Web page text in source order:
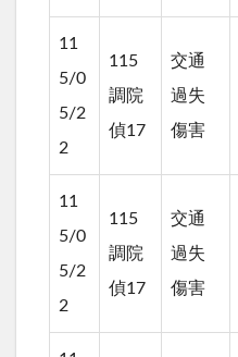
11
5/0
5/2
2
115
調院
偵17
交通
過失
傷害
11
5/0
5/2
2
115
調院
偵17
交通
過失
傷害